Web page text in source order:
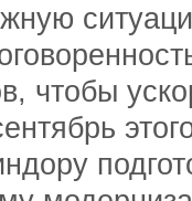
чтобы